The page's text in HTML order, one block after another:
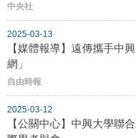
中央社
2025-03-13
【媒體報導】遠傳攜手中
網」
自由時報
2025-03-12
【公關中心】中興大學聯